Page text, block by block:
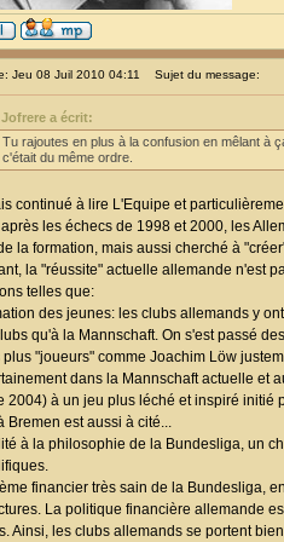
Jeu 08 Juil 2010 04:11 Sujet du message:
Jofrere a écrit:
Tu rajoutes en plus à la confusion en mêlant à
c'était du même ordre.
continué à lire L'Equipe et
après les échecs de 1998 et 2000, les
la formation, mais aussi cherché à
la "réussite" actuelle allemande n'est
telles que:
des jeunes: les clubs allemands y
qu'à la Mannschaft. On s'est passé
"joueurs" comme Joachim Löw
dans la Mannschaft actuelle et
2004) à un jeu plus léché et inspiré initié
Bremen est aussi à cité...
à la philosophie de la Bundesliga, un
financier très sain de la Bundesliga,
La politique financière allemande
Ainsi, les clubs allemands se portent